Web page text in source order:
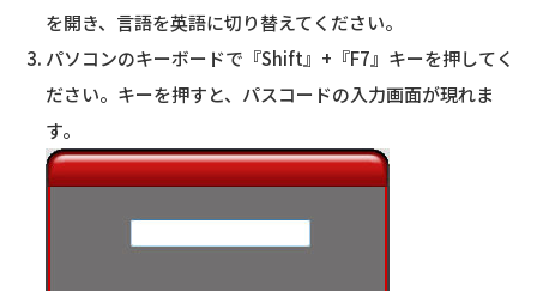
を開き、言語を英語に切り替えてください。
パソコンのキーボードで『Shift』+『F7』キーを押してく
ださい。キーを押すと、パスコードの入力画面が現れま
す。